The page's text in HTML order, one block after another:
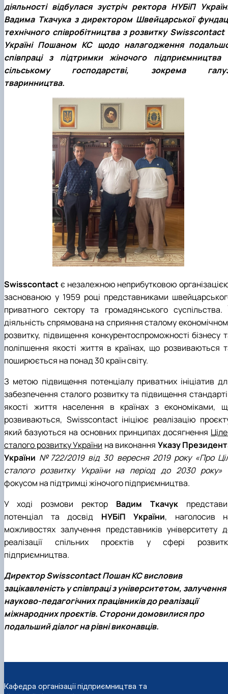
діяльності відбулася зустріч ректора НУБіП
Вадима Ткачука з директором Швейцарської
технічного співробітництва з розвитку Swisscontact
Україні Пошаном КС щодо налагодження
співпраці з підтримки жіночого підприємництва
сільському господарстві, зокрема
тваринництва.
Swisscontactє незалежною неприбутковою
заснованою у 1959 році представниками
приватного сектору та громадянського суспільства.
діяльність спрямована на сприяння сталому
розвитку, підвищення конкурентоспроможності бізнесу
поліпшення якості життя в країнах, що розвиваються
поширюється на понад 30 країн світу.
З метою підвищення потенціалу приватних ініціатив
забезпечення сталого розвитку та підвищення
якості життя населення в країнах з економіками,
розвиваються, Swisscontact ініціює реалізацію
який базуються на основних принципах досягнення
сталого розвитку України на виконання Указу
України №722/2019 від 30 вересня 2019 року «Про
сталого розвитку України на період до 2030 року»
фокусом на підтримці жіночого підприємництва.
У ході розмови ректор Вадим Ткачук
потенціал та досвід НУБіП України, наголосив
можливостях залучення представників університету
реалізації спільних проєктів у сфері
підприємництва.
Директор Swisscontact Пошан КС висловив
зацікавленість у співпраці з університетом, залучення
науково-педагогічних працівників до реалізації
міжнародних проєктів. Сторони домовилися про
подальший діалог на рівні виконавців.
Кафедра організації підприємництва та